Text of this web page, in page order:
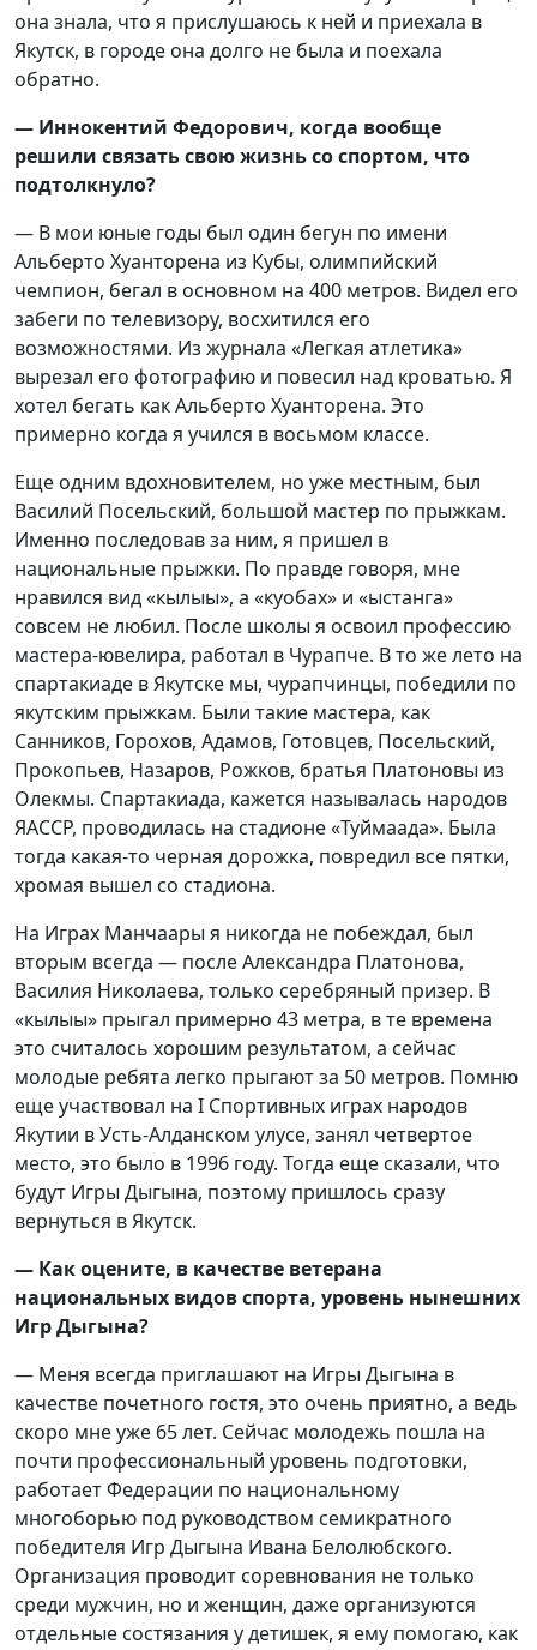
она знала, что я прислушаюсь к ней и приехала в
Якутск, в городе она долго не была и поехала
обратно.
— Иннокентий Федорович, когда вообще
решили связать свою жизнь со спортом, что
подтолкнуло?
— В мои юные годы был один бегун по имени
Альберто Хуанторена из Кубы, олимпийский
чемпион, бегал в основном на 400 метров. Видел его
забеги по телевизору, восхитился его
возможностями. Из журнала «Легкая атлетика»
вырезал его фотографию и повесил над кроватью. Я
хотел бегать как Альберто Хуанторена. Это
примерно когда я учился в восьмом классе.
Еще одним вдохновителем, но уже местным, был
Василий Посельский, большой мастер по прыжкам.
Именно последовав за ним, я пришел в
национальные прыжки. По правде говоря, мне
нравился вид «кылыы», а «куобах» и «ыстанга»
совсем не любил. После школы я освоил профессию
мастера-ювелира, работал в Чурапче. В то же лето на
спартакиаде в Якутске мы, чурапчинцы, победили по
якутским прыжкам. Были такие мастера, как
Санников, Горохов, Адамов, Готовцев, Посельский,
Прокопьев, Назаров, Рожков, братья Платоновы из
Олекмы. Спартакиада, кажется называлась народов
ЯАССР, проводилась на стадионе «Туймаада». Была
тогда какая-то черная дорожка, повредил все пятки,
хромая вышел со стадиона.
На Играх Манчаары я никогда не побеждал, был
вторым всегда — после Александра Платонова,
Василия Николаева, только серебряный призер. В
«кылыы» прыгал примерно 43 метра, в те времена
это считалось хорошим результатом, а сейчас
молодые ребята легко прыгают за 50 метров. Помню
еще участвовал на I Спортивных играх народов
Якутии в Усть-Алданском улусе, занял четвертое
место, это было в 1996 году. Тогда еще сказали, что
будут Игры Дыгына, поэтому пришлось сразу
вернуться в Якутск.
— Как оцените, в качестве ветерана
национальных видов спорта, уровень нынешних
Игр Дыгына?
— Меня всегда приглашают на Игры Дыгына в
качестве почетного гостя, это очень приятно, а ведь
скоро мне уже 65 лет. Сейчас молодежь пошла на
почти профессиональный уровень подготовки,
работает Федерации по национальному
многоборью под руководством семикратного
победителя Игр Дыгына Ивана Белолюбского.
Организация проводит соревнования не только
среди мужчин, но и женщин, даже организуются
отдельные состязания у детишек, я ему помогаю, как